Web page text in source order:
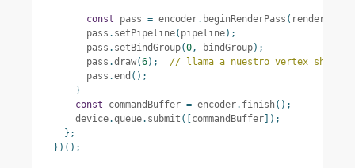
const pass = encoder. beginRenderPass (
        pass
. setPipeline( pipeline);
        pass
. setBindGroup(0, bindGroup);
        pass
.draw(6);
// llama a nuestro vertex shader
        pass
.end ();
}
const commandBuffer = encoder. finish();
      device
.queue. submit ([ commandBuffer ]);
};
})();